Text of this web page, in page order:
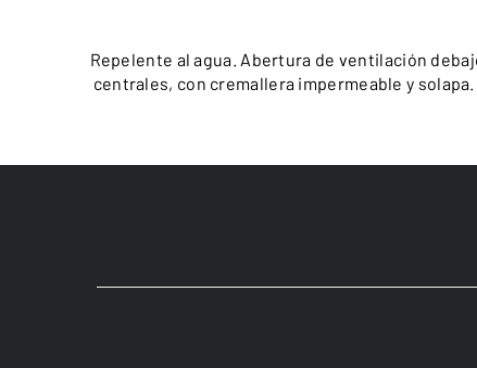
Repelente al agua. Abertura de ventilación
centrales, con cremallera impermeable y